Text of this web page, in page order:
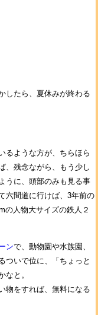
したら、夏休みが終わる
るような方が、ちらほら
、残念ながら、もう少し
うに、頭部のみも見る事
六間道に行けば、3年前の
の人物大サイズの鉄人２
ンで、動物園や水族園、
ついで位に、「ちょっと
なと。
物をすれば、無料になる